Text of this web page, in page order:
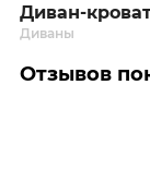
Диван-
Диваны
Отзывов